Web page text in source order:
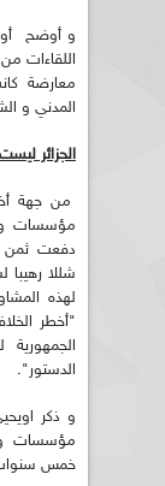
و أوضح
اللقاءات
معارضة
المدني و
الجزائر
من جهة
مؤسسات و
دفعت ثمن
شللا
لهذه
"أخطر
الدستور".
و ذكر
مؤسسات
خمس سنوات و كان